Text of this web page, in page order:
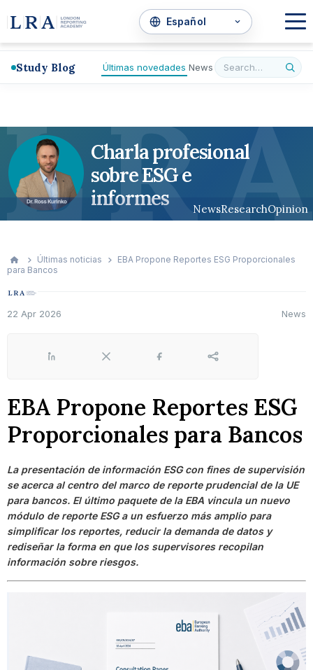
Study Blog Últimas novedades News
Charla profesional
sobre ESG e
informes
NewsResearchOpinion
LRA
Últimas noticias
EBA Propone Reportes ESG Proporcionales
para Bancos
22 Apr 2026 News
LinkedIn X Facebook Share
EBA Propone Reportes ESG
Proporcionales para Bancos
La presentación de información ESG con fines de supervisión
se acerca al centro del marco de reporte prudencial de la UE
para bancos. El último paquete de la EBA vincula un nuevo
módulo de reporte ESG a un esfuerzo más amplio para
simplificar los reportes, reducir la demanda de datos y
rediseñar la forma en que los supervisores recopilan
información sobre riesgos.